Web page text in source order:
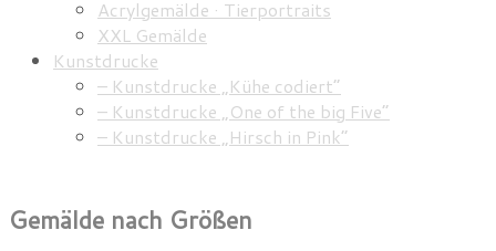
Acrylgemälde · Tierportraits
XXL Gemälde
Kunstdrucke
– Kunstdrucke „Kühe codiert”
– Kunstdrucke „One of the big Five”
– Kunstdrucke „Hirsch in Pink”
Gemälde nach Größen